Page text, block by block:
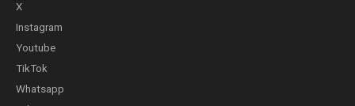
X
Instagram
Youtube
TikTok
Whatsapp